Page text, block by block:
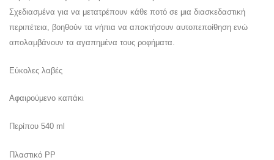
Σχεδιασμένα για να μετατρέπουν κάθε ποτό σε μια διασκεδαστική
περιπέτεια, βοηθούν τα νήπια να αποκτήσουν αυτοπεποίθηση ενώ
απολαμβάνουν τα αγαπημένα τους ροφήματα.
Εύκολες λαβές
Αφαιρούμενο καπάκι
Περίπου 540 ml
Πλαστικό PP